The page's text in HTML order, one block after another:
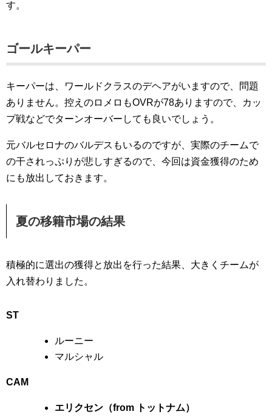
す。
ゴールキーパー
キーパーは、ワールドクラスのデヘアがいますので、問題
ありません。控えのロメロもOVRが78ありますので、カッ
プ戦などでターンオーバーしても良いでしょう。
元バルセロナのバルデスもいるのですが、実際のチームで
の干されっぷりが悲しすぎるので、今回は資金獲得のため
にも放出しておきます。
夏の移籍市場の結果
積極的に選出の獲得と放出を行った結果、大きくチームが
入れ替わりました。
ST
ルーニー
マルシャル
CAM
エリクセン（from トットナム）